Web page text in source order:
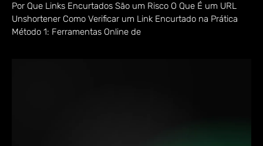
Por Que Links Encurtados São um Risco O Que É um URL
Unshortener Como Verificar um Link Encurtado na Prática
Método 1: Ferramentas Online de